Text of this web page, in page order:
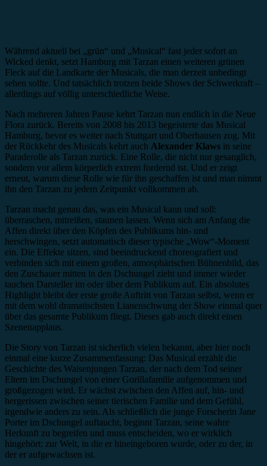
Während aktuell bei „grün“ und „Musical“ fast jeder sofort an
Wicked denkt, setzt Hamburg mit Tarzan einen weiteren grünen
Fleck auf die Landkarte der Musicals, die man derzeit unbedingt
sehen sollte. Und tatsächlich trotzen beide Shows der Schwerkraft –
allerdings auf völlig unterschiedliche Weise.
Nach mehreren Jahren Pause kehrt Tarzan nun endlich in die Neue
Flora zurück. Bereits von 2008 bis 2013 begeisterte das Musical
Hamburg, bevor es weiter nach Stuttgart und Oberhausen zog. Mit
der Rückkehr des Musicals kehrt auch Alexander Klaws in seine
Paraderolle als Tarzan zurück. Eine Rolle, die nicht nur gesanglich,
sondern vor allem körperlich extrem fordernd ist. Und er zeigt
erneut, warum diese Rolle wie für ihn geschaffen ist und man nimmt
ihn den Tarzan zu jedem Zeitpunkt vollkommen ab.
Tarzan macht genau das, was ein Musical kann und soll:
überraschen, mitreißen, staunen lassen. Wenn sich am Anfang die
Affen direkt über den Köpfen des Publikums hin- und
herschwingen, setzt automatisch dieser typische „Wow“-Moment
ein. Die Effekte sitzen, sind beeindruckend choreografiert und
verbinden sich mit einem großen, atmosphärischen Bühnenbild, das
den Zuschauer mitten in den Dschungel zieht und immer wieder
tauchen Darsteller im oder über dem Publikum auf. Ein absolutes
Highlight bleibt der erste große Auftritt von Tarzan selbst, wenn er
mit dem wohl dramatischsten Lianenschwung der Show einmal quer
über das gesamte Publikum fliegt. Dieses gab auch direkt einen
Szenenapplaus.
Die Story von Tarzan ist sicherlich vielen bekannt, aber hier noch
einmal eine kurze Zusammenfassung: Das Musical erzählt die
Geschichte des Waisenjungen Tarzan, der nach dem Tod seiner
Eltern im Dschungel von einer Gorillafamilie aufgenommen und
großgezogen wird. Er wächst zwischen den Affen auf, hin- und
hergerissen zwischen seiner tierischen Familie und dem Gefühl,
irgendwie anders zu sein. Als schließlich die junge Forscherin Jane
Porter im Dschungel auftaucht, beginnt Tarzan, seine wahre
Herkunft zu begreifen und muss entscheiden, wo er wirklich
hingehört: zur Welt, in die er hineingeboren wurde, oder zu der, in
der er aufgewachsen ist.